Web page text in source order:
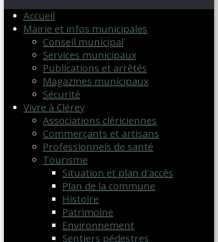
Accueil
Mairie et infos municipales
Conseil municipal
Services municipaux
Publications et arrêtés
Magazines municipaux
Sécurité
Vivre à Clérey
Associations clériciennes
Commerçants et artisans
Professionnels de santé
Tourisme
Situation et plan d'accès
Plan de la commune
Histoire
Patrimoine
Environnement
Sentiers pédestres